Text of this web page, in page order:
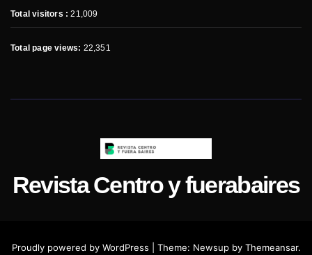
Total visitors :21,009
Total page views: 22,351
Revista Centro y fuerabaires
Proudly powered by WordPress Theme: Newsupby Themeansar.